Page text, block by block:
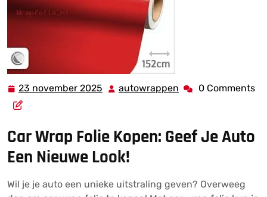
23 november 2025 23 autowrappen autowrappen
0 Comments
Car Wrap Folie Kopen: Geef Je Auto
Een Nieuwe Look!
Wil je je auto een unieke uitstraling geven? Overweeg